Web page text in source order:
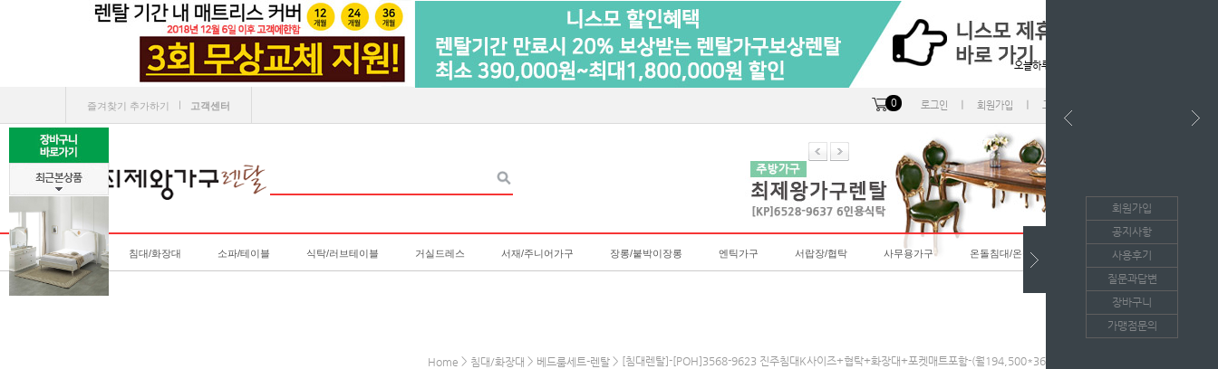
오늘하루 열지않음
즐겨찾기 추가하기 ㅣ 고객센터 0 로그인 회원가입 고객센터
침대/화장대 소파/테이블 식탁/러브테이블 거실드레스 서재/주니어가구 장롱/붙박이장롱 엔틱가구 서랍장/협탁 사무용가구 온돌침대/온돌소파
Home > 침대/화장대 > 베드룸세트-렌탈 > [침대렌탈]-[POH]3568-9623 진주침대K사이즈+협탁+화장대+포켓매트포함-(월194,500*36개월의무/등록비면제)
회원가입
공지사항
사용후기
질문과답변
장바구니
가맹점문의